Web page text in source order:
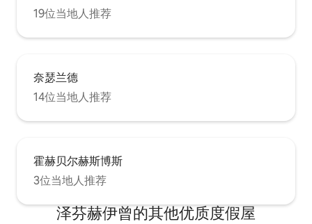
19位当地人推荐
奈瑟兰德
14位当地人推荐
霍赫贝尔赫斯博斯
3位当地人推荐
泽芬赫伊曾的其他优质度假屋